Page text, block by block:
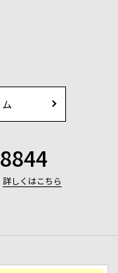
詳しくはこちら